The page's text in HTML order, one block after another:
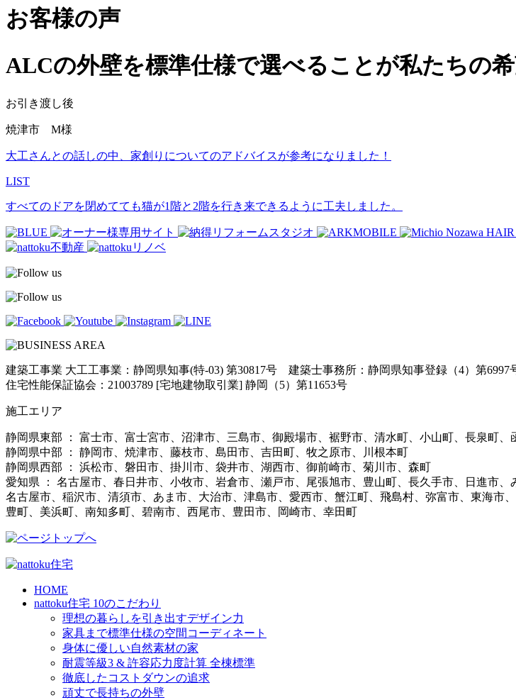
お客様の声
ALCの外壁を標準仕様で選べることが私たちの希
お引き渡し後
焼津市 M様
大工さんとの話しの中、家創りについてのアドバイスが参考になりました！
LIST
すべてのドアを閉めてても猫が1階と2階を行き来できるように工夫しました。
建築工事業 大工工事業：静岡県知事(特-03) 第30817号 建築士事務所：静岡県知事登録（4）第6997
住宅性能保証協会：21003789 [宅地建物取引業] 静岡（5）第11653号
施工エリア
静岡県東部 ： 富士市、富士宮市、沼津市、三島市、御殿場市、裾野市、清水町、小山町、長泉町、
静岡県中部 ： 静岡市、焼津市、藤枝市、島田市、吉田町、牧之原市、川根本町
静岡県西部 ： 浜松市、磐田市、掛川市、袋井市、湖西市、御前崎市、菊川市、森町
愛知県 ： 名古屋市、春日井市、小牧市、岩倉市、瀬戸市、尾張旭市、豊山町、長久手市、日進市
名古屋市、稲沢市、清須市、あま市、大治市、津島市、愛西市、蟹江町、飛島村、弥富市、東海
豊町、美浜町、南知多町、碧南市、西尾市、豊田市、岡崎市、幸田町
HOME
nattoku住宅 10のこだわり
理想の暮らしを引き出すデザイン力
家具まで標準仕様の空間コーディネート
身体に優しい自然素材の家
耐震等級3 & 許容応力度計算 全棟標準
徹底したコストダウンの追求
頑丈で長持ちの外壁